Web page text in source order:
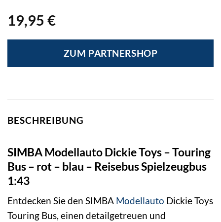
19,95 €
ZUM PARTNERSHOP
BESCHREIBUNG
SIMBA Modellauto Dickie Toys – Touring
Bus – rot – blau – Reisebus Spielzeugbus
1:43
Entdecken Sie den SIMBA Modellauto Dickie Toys
Touring Bus, einen detailgetreuen und